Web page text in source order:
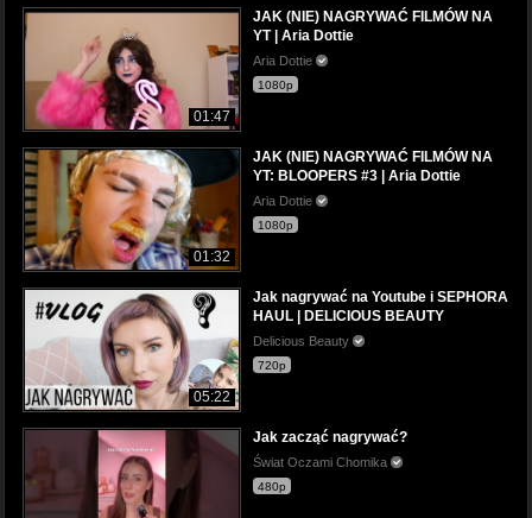
01:47
JAK (NIE) NAGRYWAĆ FILMÓW NA
YT | Aria Dottie
Aria Dottie
1080p
01:32
JAK (NIE) NAGRYWAĆ FILMÓW NA
YT: BLOOPERS #3 | Aria Dottie
Aria Dottie
1080p
05:22
Jak nagrywać na Youtube i SEPHORA
HAUL | DELICIOUS BEAUTY
Delicious Beauty
720p
Jak zacząć nagrywać?
Świat Oczami Chomika
480p